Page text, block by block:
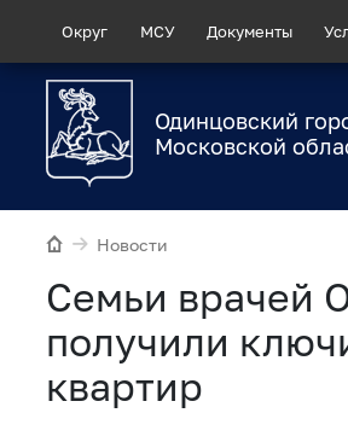
Округ МСУ Документы
Одинцовский
Московской
Новости
Семьи врачей
получили
квартир